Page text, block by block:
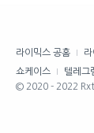
라이믹스 공홈
쇼케이스
텔레그
© 2020 - 2022